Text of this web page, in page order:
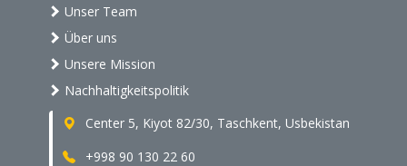
Unser Team
Über uns
Unsere Mission
Nachhaltigkeitspolitik
Center 5, Kiyot 82/30, Taschkent, Usbekistan
+998 90 130 22 60